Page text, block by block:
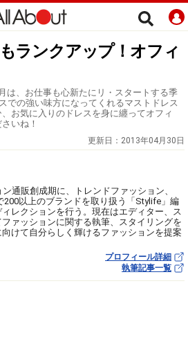
ランクアップ！オフィ
は、お仕事も心新たにリ・スタートする季
での強い味方になってくれるマストドレス
お気に入りのドレスを身に纏ってオフィ
いね！
更新日： 2013年04月30日
通販創成期に、トレンドファッション、
200以上のブランドを取り扱う「Stylife」編
レクションを行う。現在はエディター、ス
ァッションに関する執筆、スタイリングを
けて自分らしく輝けるファッションを提案
プロフィール詳細
執筆記事一覧